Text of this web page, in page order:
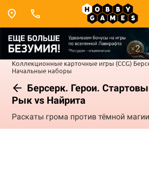
Коллекционные карточные игры (CCG)
Начальные наборы
Берсерк. Герои.
Рык vs Найрита
Раскаты грома против тёмной магии